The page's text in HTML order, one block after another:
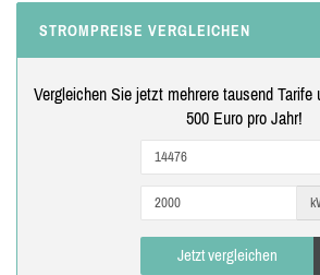
STROMPREISE VERGLEICHEN
Vergleichen Sie jetzt mehrere tausend
500 Euro pro Jahr!
Jetzt vergleichen